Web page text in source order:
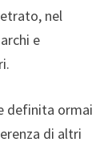
nel
e
definita ormai
di altri